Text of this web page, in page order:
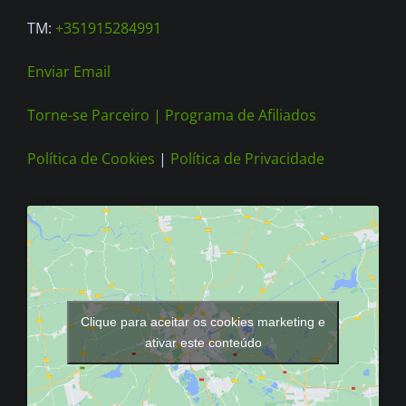
TM: +351915284991
Enviar Email
Torne-se Parceiro | Programa de Afiliados
Política de Cookies | Política de Privacidade
Clique para aceitar os cookies marketing e
ativar este conteúdo